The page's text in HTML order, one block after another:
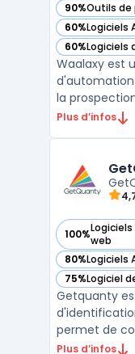
90%Outils de
— voir
60%Logiciels
— voir
60%Logiciels
— voir
Waalaxy est
d'automation
la
leads B2B.
extension
Plus d’infos
100%web
— voir
80%Logiciels
— voir
75%Logiciel
— voir
Getquanty
permet de
de vos
Plus d’infos